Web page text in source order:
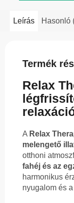
Leírás Hasonló
Termék
Relax
A Relax
melengető
otthoni
fahéj és az
harmonikus
nyugalom és